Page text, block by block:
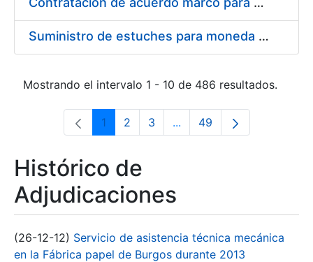
Suministro de estuches para moneda de 30 €
Mostrando el intervalo 1 - 10 de 486 resultados.
Página
1 Página
2 Página
3 ...Páginas intermedias Use
Página
49
Histórico de
Adjudicaciones
(26-12-12) Servicio de asistencia técnica mecánica
en la Fábrica papel de Burgos durante 2013